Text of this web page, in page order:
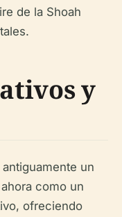
de la Shoah
y
un
como un
ofreciendo